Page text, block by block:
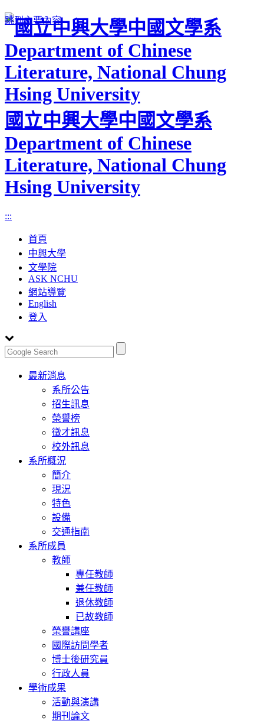
跳到主要內容
國立中興大學中國文學系
Department of Chinese
Literature, National Chung
Hsing University
:::
首頁
中興大學
文學院
ASK NCHU
網站導覽
English
登入
Toggle
navigation
最新消息
系所公告
招生訊息
榮譽榜
徵才訊息
校外訊息
系所概況
簡介
現況
特色
設備
交通指南
系所成員
教師
專任教師
兼任教師
退休教師
已故教師
榮譽講座
國際訪問學者
博士後研究員
行政人員
學術成果
活動與演講
期刊論文